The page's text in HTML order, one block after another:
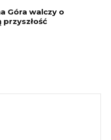
Góra walczy o
przyszłość